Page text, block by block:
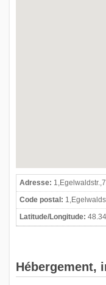
Adresse:
Code postal:
Latitude/Longitude:
Hébergement,